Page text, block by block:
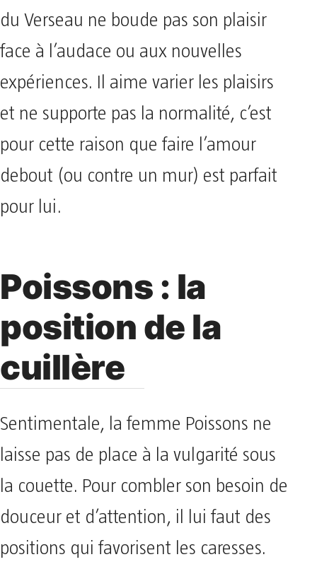
du Verseau ne boude pas son plaisir
face à l’audace ou aux nouvelles
expériences. Il aime varier les plaisirs
et ne supporte pas la normalité, c’est
pour cette raison que faire l’amour
debout (ou contre un mur) est parfait
pour lui.
Poissons : la
position de la
cuillère
Sentimentale, la femme Poissons ne
laisse pas de place à la vulgarité sous
la couette. Pour combler son besoin de
douceur et d’attention, il lui faut des
positions qui favorisent les caresses.